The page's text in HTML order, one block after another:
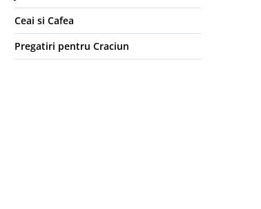
Ceai si Cafea
Pregatiri pentru Craciun